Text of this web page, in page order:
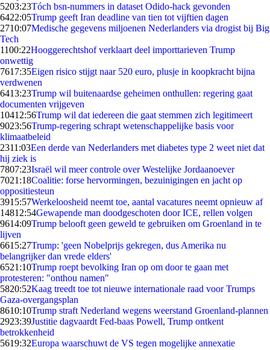
5203:23Tóch bsn-nummers in dataset Odido-hack gevonden
6422:05Trump geeft Iran deadline van tien tot vijftien dagen
2710:07Medische gegevens miljoenen Nederlanders via drogist bij Big
Tech
1100:22Hooggerechtshof verklaart deel importtarieven Trump
onwettig
7617:35Eigen risico stijgt naar 520 euro, plusje in koopkracht bijna
verdwenen
6413:23Trump wil buitenaardse geheimen onthullen: regering gaat
documenten vrijgeven
10412:56Trump wil dat iedereen die gaat stemmen zich legitimeert
9023:56Trump-regering schrapt wetenschappelijke basis voor
klimaatbeleid
2311:03Een derde van Nederlanders met diabetes type 2 weet niet dat
hij ziek is
7807:23Israël wil meer controle over Westelijke Jordaanoever
7021:18Coalitie: forse hervormingen, bezuinigingen en jacht op
oppositiesteun
3915:57Werkeloosheid neemt toe, aantal vacatures neemt opnieuw af
14812:54Gewapende man doodgeschoten door ICE, rellen volgen
9614:09Trump belooft geen geweld te gebruiken om Groenland in te
lijven
6615:27Trump: 'geen Nobelprijs gekregen, dus Amerika nu
belangrijker dan vrede elders'
6521:10Trump roept bevolking Iran op om door te gaan met
protesteren: "onthou namen"
5820:52Kaag treedt toe tot nieuwe internationale raad voor Trumps
Gaza-overgangsplan
8610:10Trump straft Nederland wegens weerstand Groenland-plannen
2923:39Justitie dagvaardt Fed-baas Powell, Trump ontkent
betrokkenheid
5619:32Europa waarschuwt de VS tegen mogelijke annexatie